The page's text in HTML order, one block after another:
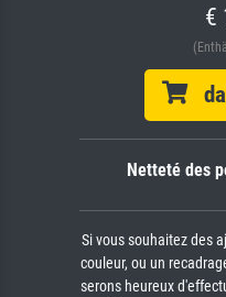
€
Netteté des
Si vous souhaitez des
couleur, ou un
serons heureux